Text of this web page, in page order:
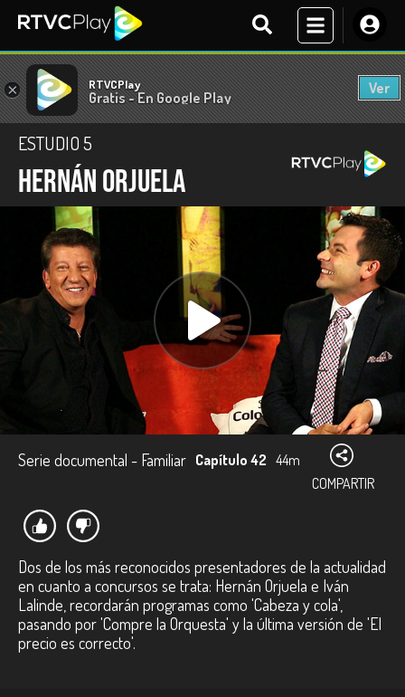
× RTVCPlay
Gratis - En Google Play
Ver
ESTUDIO 5
Hernán Orjuela
Serie documental - Familiar Capítulo 42 44m
COMPARTIR
Dos de los más reconocidos presentadores de la actualidad
en cuanto a concursos se trata: Hernán Orjuela e Iván
Lalinde, recordarán programas como 'Cabeza y cola',
pasando por 'Compre la Orquesta' y la última versión de 'El
precio es correcto'.